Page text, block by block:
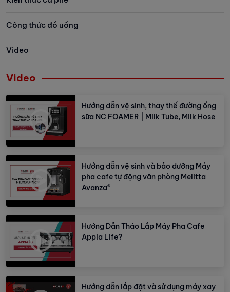
Công thức đồ uống
Video
Video
Hướng dẫn vệ sinh, thay thế đường ống
sữa NC FOAMER | Milk Tube, Milk Hose
Hướng dẫn vệ sinh và bảo dưỡng Máy
pha cafe tự động văn phòng Melitta
Avanza®
Hướng Dẫn Tháo Lắp Máy Pha Cafe
Appia Life?
Hướng dẫn lắp đặt và sử dụng máy xay